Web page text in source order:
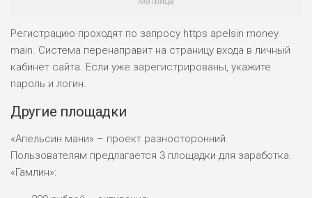
БЮДЖЕТ: НИЗКИЙ
ОБЗОР
Регистрацию проходят по запросу https apelsin money
main. Система перенаправит на страницу входа в личный
кабинет сайта. Если уже зарегистрированы, укажите
пароль и логин.
Другие площадки
«Апельсин мани» – проект разносторонний.
Пользователям предлагается 3 площадки для заработка.
«Гамлин»: